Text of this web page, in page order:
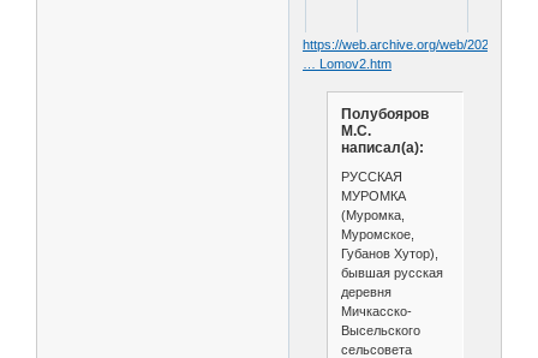
https://web.archive.org/web/
… Lomov2.htm
Полубояров
М.С.
написал(а):
РУССКАЯ
МУРОМКА
(Муромка,
Муромское,
Губанов Хутор),
бывшая русская
деревня
Мичкасско-
Высельского
сельсовета